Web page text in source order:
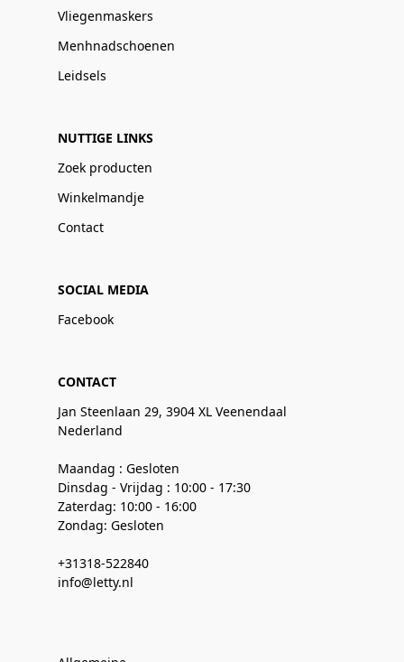
Vliegenmaskers
Menhnadschoenen
Leidsels
NUTTIGE LINKS
Zoek producten
Winkelmandje
Contact
SOCIAL MEDIA
Facebook
CONTACT
Jan Steenlaan 29, 3904 XL Veenendaal
Nederland
Maandag : Gesloten
Dinsdag - Vrijdag : 10:00 - 17:30
Zaterdag: 10:00 - 16:00
Zondag: Gesloten
+31318-522840
info@letty.nl